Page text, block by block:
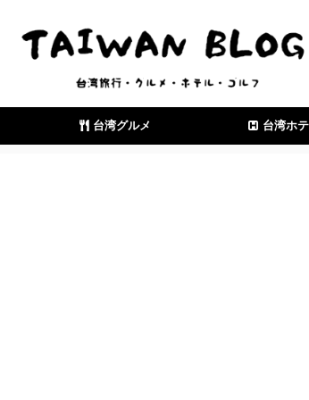
台湾グルメ 台湾ホ